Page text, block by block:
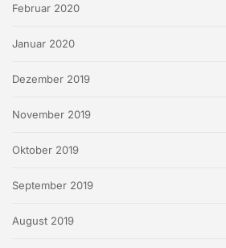
Februar 2020
Januar 2020
Dezember 2019
November 2019
Oktober 2019
September 2019
August 2019